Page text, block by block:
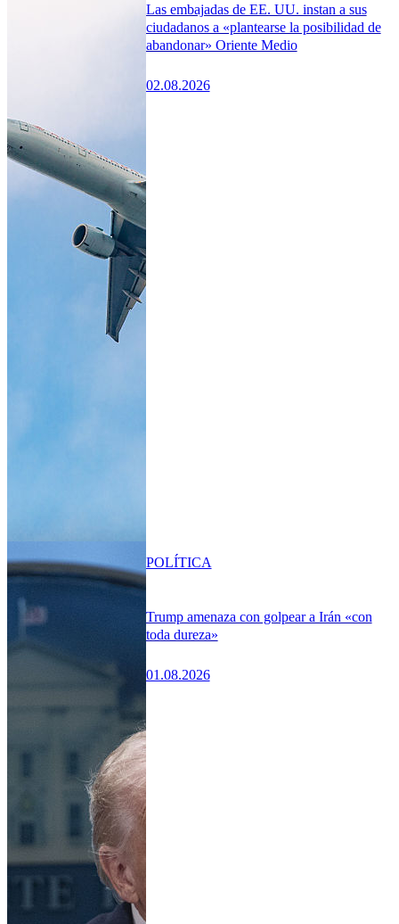
Las embajadas de EE. UU. instan a sus
ciudadanos a «plantearse la posibilidad de
abandonar» Oriente Medio
02.08.2026
Trump amenaza con golpear a Irán «con
toda dureza»
01.08.2026
POLÍTICA